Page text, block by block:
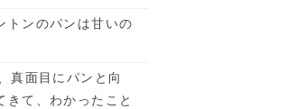
トンのパンは甘いの
真面目にパンと向
きて、わかったこと